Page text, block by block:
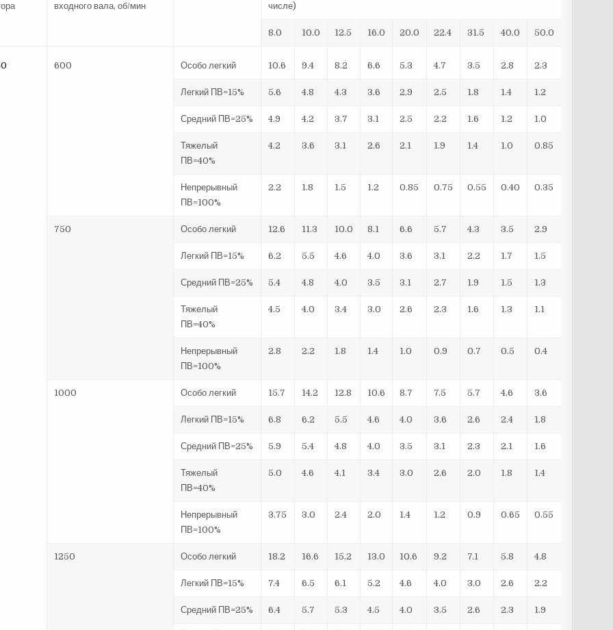
входного вала, об/мин
числе)
8.0 10.0 12.5 16.0 20.0 22.4 31.5 40.0 50.0
600 Особо легкий 10.6 9.4 8.2 6.6 5.3 4.7 3.5 2.8 2.3
Легкий ПВ=15% 5.6 4.8 4.3 3.6 2.9 2.5 1.8 1.4 1.2
Средний ПВ=25% 4.9 4.2 3.7 3.1 2.5 2.2 1.6 1.2 1.0
Тяжелый
ПВ=40%
4.2 3.6 3.1 2.6 2.1 1.9 1.4 1.0 0.85
Непрерывный
ПВ=100%
2.2 1.8 1.5 1.2 0.85 0.75 0.55 0.40 0.35
750 Особо легкий 12.6 11.3 10.0 8.1 6.6 5.7 4.3 3.5 2.9
Легкий ПВ=15% 6.2 5.5 4.6 4.0 3.6 3.1 2.2 1.7 1.5
Средний ПВ=25% 5.4 4.8 4.0 3.5 3.1 2.7 1.9 1.5 1.3
Тяжелый
ПВ=40%
4.5 4.0 3.4 3.0 2.6 2.3 1.6 1.3 1.1
Непрерывный
ПВ=100%
2.8 2.2 1.8 1.4 1.0 0.9 0.7 0.5 0.4
1000 Особо легкий 15.7 14.2 12.8 10.6 8.7 7.5 5.7 4.6 3.6
Легкий ПВ=15% 6.8 6.2 5.5 4.6 4.0 3.6 2.6 2.4 1.8
Средний ПВ=25% 5.9 5.4 4.8 4.0 3.5 3.1 2.3 2.1 1.6
Тяжелый
ПВ=40%
5.0 4.6 4.1 3.4 3.0 2.6 2.0 1.8 1.4
Непрерывный
ПВ=100%
3.75 3.0 2.4 2.0 1.4 1.2 0.9 0.65 0.55
1250 Особо легкий 18.2 16.6 15.2 13.0 10.6 9.2 7.1 5.8 4.8
Легкий ПВ=15% 7.4 6.5 6.1 5.2 4.6 4.0 3.0 2.6 2.2
Средний ПВ=25% 6.4 5.7 5.3 4.5 4.0 3.5 2.6 2.3 1.9